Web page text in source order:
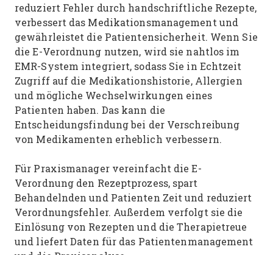
reduziert Fehler durch handschriftliche Rezepte,
verbessert das Medikationsmanagement und
gewährleistet die Patientensicherheit. Wenn Sie
die E-Verordnung nutzen, wird sie nahtlos im
EMR-System integriert, sodass Sie in Echtzeit
Zugriff auf die Medikationshistorie, Allergien
und mögliche Wechselwirkungen eines
Patienten haben. Das kann die
Entscheidungsfindung bei der Verschreibung
von Medikamenten erheblich verbessern.
Für Praxismanager vereinfacht die E-
Verordnung den Rezeptprozess, spart
Behandelnden und Patienten Zeit und reduziert
Verordnungsfehler. Außerdem verfolgt sie die
Einlösung von Rezepten und die Therapietreue
und liefert Daten für das Patientenmanagement